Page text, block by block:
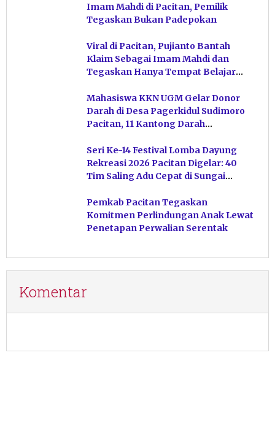
Imam Mahdi di Pacitan, Pemilik
Tegaskan Bukan Padepokan
Viral di Pacitan, Pujianto Bantah
Klaim Sebagai Imam Mahdi dan
Tegaskan Hanya Tempat Belajar
Mahasiswa KKN UGM Gelar Donor
Darah di Desa Pagerkidul Sudimoro
Pacitan, 11 Kantong Darah
Seri Ke-14 Festival Lomba Dayung
Rekreasi 2026 Pacitan Digelar: 40
Tim Saling Adu Cepat di Sungai
Pemkab Pacitan Tegaskan
Komitmen Perlindungan Anak Lewat
Penetapan Perwalian Serentak
Komentar